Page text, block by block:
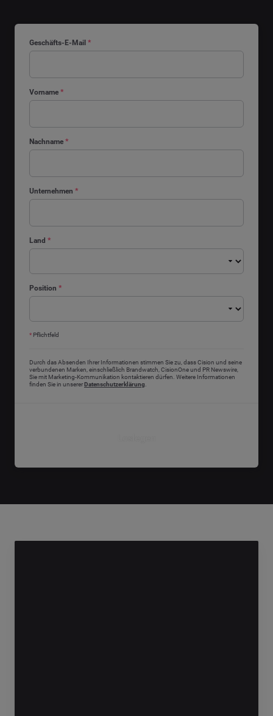
Geschäfts-E-Mail *
Vorname *
Nachname *
Unternehmen *
Land *
Position *
* Pflichtfeld
Durch das Absenden Ihrer Informationen stimmen Sie zu, dass Cision und seine
verbundenen Marken, einschließlich Brandwatch, CisionOne und PR Newswire,
Sie mit Marketing-Kommunikation kontaktieren dürfen. Weitere Informationen
finden Sie in unsererDatenschutzerklärung